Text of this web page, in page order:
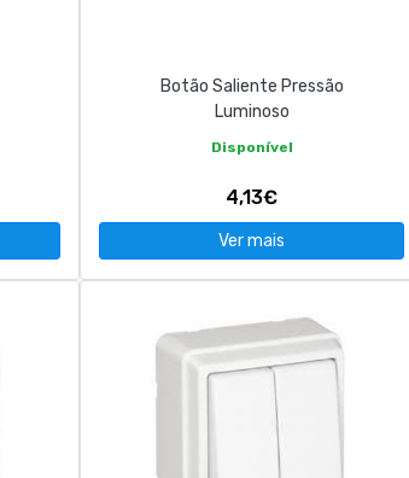
Botão Saliente Pressão
Luminoso
Disponível
4,13€
Ver mais